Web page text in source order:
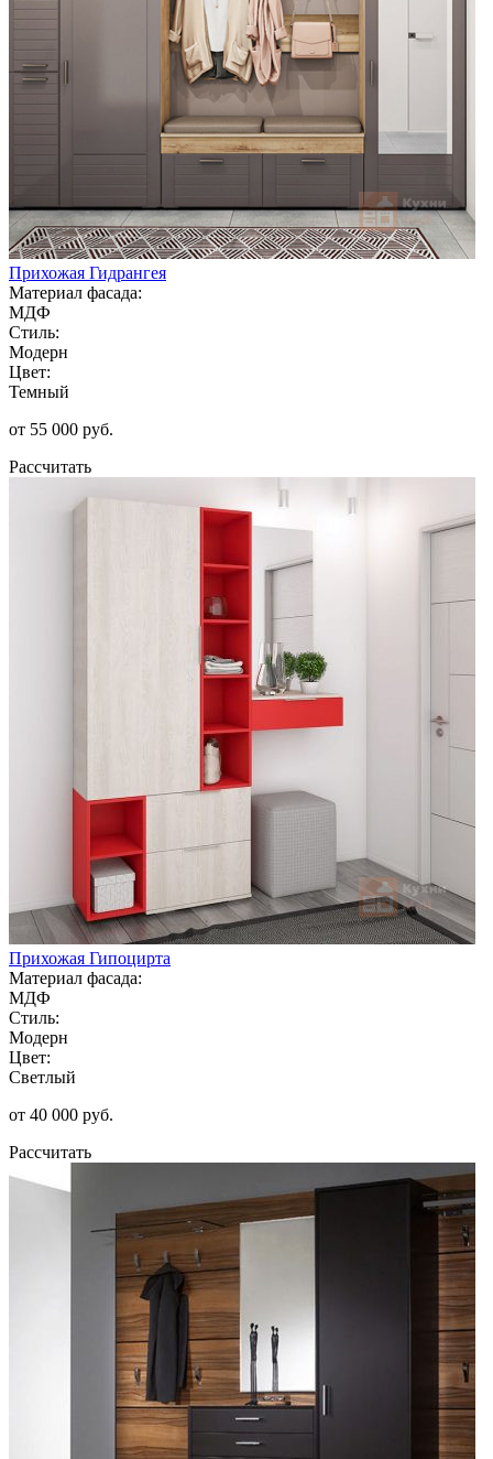
Прихожая Гидрангея
Материал фасада:
МДФ
Стиль:
Модерн
Цвет:
Темный
от 55 000 руб.
Рассчитать
Прихожая Гипоцирта
Материал фасада:
МДФ
Стиль:
Модерн
Цвет:
Светлый
от 40 000 руб.
Рассчитать